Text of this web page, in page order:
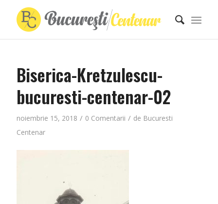
Biserica-Kretzulescu-
bucuresti-centenar-02
noiembrie 15, 2018 / 0 Comentarii / de Bucuresti
Centenar